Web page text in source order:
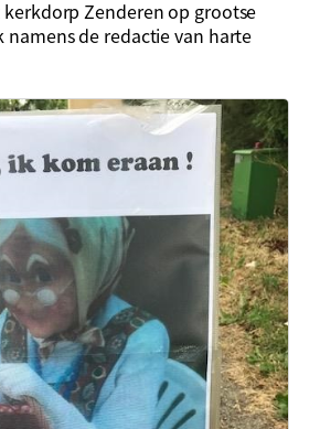
Zenderen op grootse
namens de redactie van harte